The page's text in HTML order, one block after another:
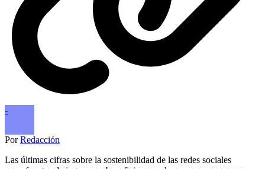
-
PorRedacción
Las últimas cifras sobre la sostenibilidad de las redes sociales